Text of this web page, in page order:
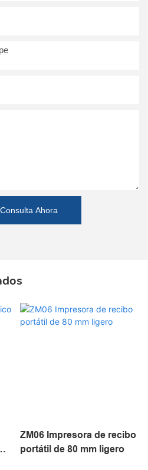
Ahora
ZM06 Impresora de recibo
portátil de 80 mm ligero